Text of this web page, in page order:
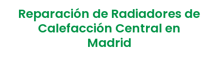
Reparación de Radiadores de
Calefacción Central en
Madrid